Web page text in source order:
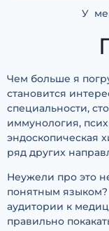
У
Чем больше я
становится
специальности,
иммунология,
эндоскопическая
ряд других
Неужели про это
понятным
аудитории к
правильно